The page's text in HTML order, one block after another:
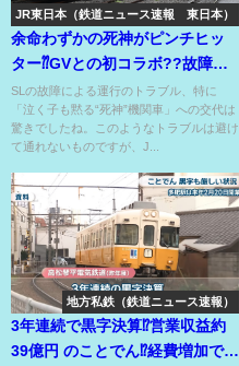
JR東日本（鉄道ニュース速報 東日本）
余命わずかの死神がピンチヒッ
ター⁇GVとの初コラボ??故障の
SL代走で実現！
SLの故障による運行のトラブル、特に
「泣く子も黙る“死神”機関車」への交代は
驚きでしたね。このようなトラブルは避け
て通れないものですが、J...
地方私鉄（鉄道ニュース速報）
3年連続で黒字決算⁉営業収益約
39億円 のことでん⁉経費増加で実